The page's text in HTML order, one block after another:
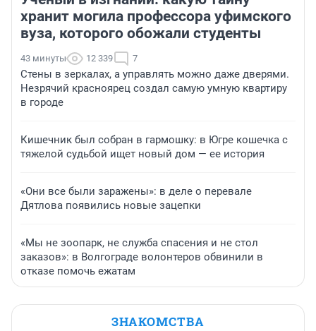
хранит могила профессора уфимского
вуза, которого обожали студенты
43 минуты 12 339 7
Стены в зеркалах, а управлять можно даже дверями.
Незрячий красноярец создал самую умную квартиру
в городе
Кишечник был собран в гармошку: в Югре кошечка с
тяжелой судьбой ищет новый дом — ее история
«Они все были заражены»: в деле о перевале
Дятлова появились новые зацепки
«Мы не зоопарк, не служба спасения и не стол
заказов»: в Волгограде волонтеров обвинили в
отказе помочь ежатам
ЗНАКОМСТВА